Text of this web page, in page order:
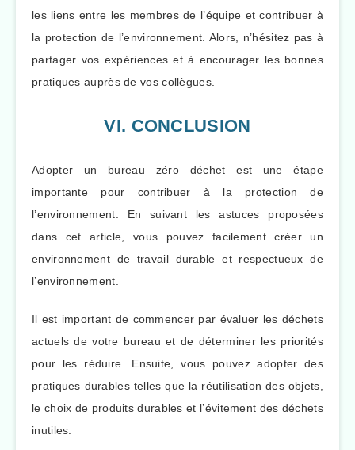
les liens entre les membres de l’équipe et contribuer à
la protection de l’environnement. Alors, n’hésitez pas à
partager vos expériences et à encourager les bonnes
pratiques auprès de vos collègues.
VI. CONCLUSION
Adopter un bureau zéro déchet est une étape
importante pour contribuer à la protection de
l’environnement. En suivant les astuces proposées
dans cet article, vous pouvez facilement créer un
environnement de travail durable et respectueux de
l’environnement.
Il est important de commencer par évaluer les déchets
actuels de votre bureau et de déterminer les priorités
pour les réduire. Ensuite, vous pouvez adopter des
pratiques durables telles que la réutilisation des objets,
le choix de produits durables et l’évitement des déchets
inutiles.